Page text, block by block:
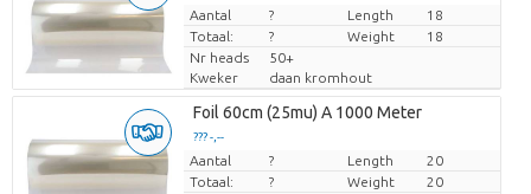
Prijs per stuk
Aantal ? Length
18
Totaal:
? Weight
18
Nr heads
50+
Kweker
daan kromhout
Foil 60cm (25mu) A 1000 Meter
??? -,--
Prijs per stuk
Aantal ? Length
20
Totaal:
? Weight
20